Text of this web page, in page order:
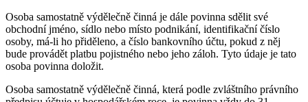
Osoba samostatně výdělečně činná je dále povinna sdělit své
obchodní jméno, sídlo nebo místo podnikání, identifikační číslo
osoby, má-li ho přiděleno, a číslo bankovního účtu, pokud z něj
bude provádět platbu pojistného nebo jeho záloh. Tyto údaje je tato
osoba povinna doložit.
Osoba samostatně výdělečně činná, která podle zvláštního právního